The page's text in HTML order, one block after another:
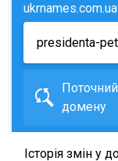
ukrnames.com.ua
домену
Історія змін у